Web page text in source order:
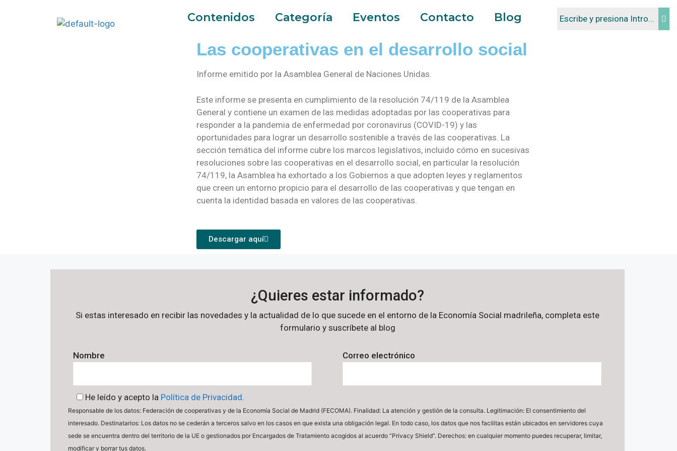
Contenidos Categoría Eventos Contacto Blog
Las cooperativas en el desarrollo social
Informe emitido por la Asamblea General de Naciones Unidas.
Este informe se presenta en cumplimiento de la resolución 74/119 de la Asamblea
General y contiene un examen de las medidas adoptadas por las cooperativas para
responder a la pandemia de enfermedad por coronavirus (COVID-19) y las
oportunidades para lograr un desarrollo sostenible a través de las cooperativas. La
sección temática del informe cubre los marcos legislativos, incluido cómo en sucesivas
resoluciones sobre las cooperativas en el desarrollo social, en particular la resolución
74/119, la Asamblea ha exhortado a los Gobiernos a que adopten leyes y reglamentos
que creen un entorno propicio para el desarrollo de las cooperativas y que tengan en
cuenta la identidad basada en valores de las cooperativas.
Descargar aquí
¿Quieres estar informado?
Si estas interesado en recibir las novedades y la actualidad de lo que sucede en el entorno de la Economía Social madrileña, completa este
formulario y suscríbete al blog
Nombre Correo electrónico
He leído y acepto la Política de Privacidad.
Responsable de los datos: Federación de cooperativas y de la Economía Social de Madrid (FECOMA). Finalidad: La atención y gestión de la consulta. Legitimación: El consentimiento del
interesado. Destinatarios: Los datos no se cederán a terceros salvo en los casos en que exista una obligación legal. En todo caso, los datos que nos facilitas están ubicados en servidores cuya
sede se encuentra dentro del territorio de la UE o gestionados por Encargados de Tratamiento acogidos al acuerdo “Privacy Shield”. Derechos: en cualquier momento puedes recuperar, limitar,
modificar y borrar tus datos.